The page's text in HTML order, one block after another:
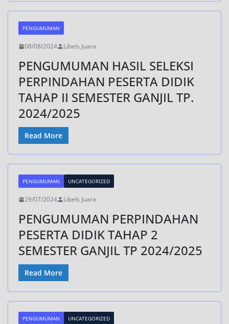
PENGUMUMAN
08/08/2024 Libels Juara
PENGUMUMAN HASIL SELEKSI
PERPINDAHAN PESERTA DIDIK
TAHAP II SEMESTER GANJIL TP.
2024/2025
Read More
PENGUMUMAN UNCATEGORIZED
29/07/2024 Libels Juara
PENGUMUMAN PERPINDAHAN
PESERTA DIDIK TAHAP 2
SEMESTER GANJIL TP 2024/2025
Read More
PENGUMUMAN UNCATEGORIZED